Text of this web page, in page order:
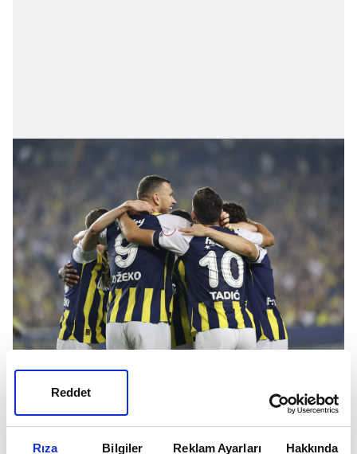
Rıza Bilgiler Reklam Ayarları Hakkında
Reddet
aspor.com.tr'den Mehmet Cem Çakır'ın derlediği
haberdeTadic
'nun başkan Ali Koç ile bir
toplantı yaptığı iddia edildi.